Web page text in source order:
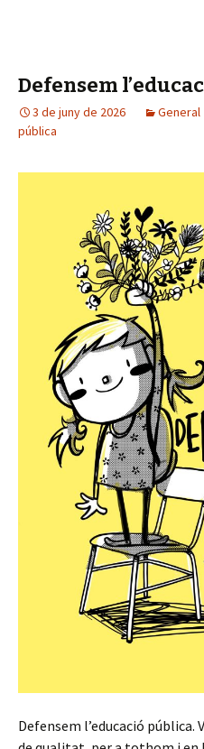
Defensem
3 de juny de 2026 General
pública
Defensem l’educació pública.